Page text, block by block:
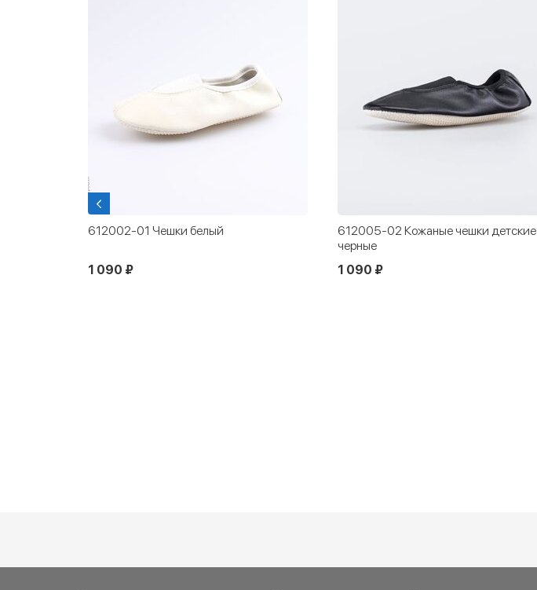
612002-01 Чешки белый
1 090 ₽
612005-02 Кожаные чешки детские
черные
1 090 ₽